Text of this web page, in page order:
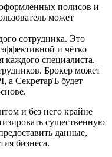
полисов и
может
сотрудника. Это
и чётко
каждого специалиста.
Брокер может
а СекретарЪ будет
и без него крайне
существенную
данные,
бизнеса.